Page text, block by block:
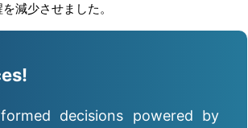
減少させました。
decisions powered by